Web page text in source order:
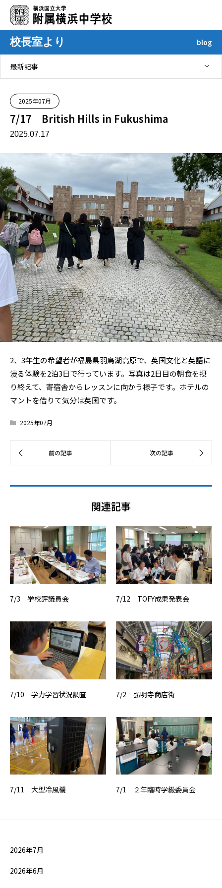
校長室より blog
最新記事
2025年07月
7/17 British Hills in Fukushima
2025.07.17
2、3年生の希望者が福島県羽鳥湖高原で、英国文化と英語に
浸る体験を2泊3日で行っています。写真は2日目の朝食を摂
り終えて、寄宿舎からレッスンに向かう様子です。ホテルの
マントを借りて気分は英国です。
2025年07月
関連記事
7/3 学校評議員会 7/12 TOFY成果発表会
7/10 学力学習状況調査 7/2 弘明寺商店街
7/11 大型冷風機 7/1 ２年臨時学級委員会
2026年7月
2026年6月